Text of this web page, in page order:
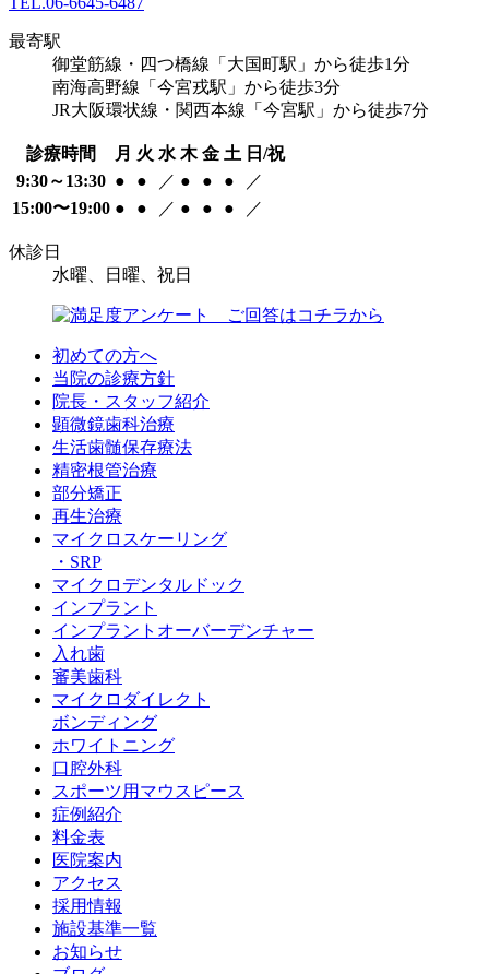
最寄駅
御堂筋線・四つ橋線「大国町駅」から徒歩1分
南海高野線「今宮戎駅」から徒歩3分
JR大阪環状線・関西本線「今宮駅」から徒歩7分
診療時間 月 火 水 木 金 土 日/祝
9:30～13:30 ● ● ／ ● ● ●
／
15:00〜19:00 ● ● ／ ● ● ● ／
休診日
水曜、日曜、祝日
初めての方へ
当院の診療方針
院長・スタッフ紹介
顕微鏡歯科治療
生活歯髄保存療法
精密根管治療
部分矯正
再生治療
マイクロスケーリング
・SRP
マイクロデンタルドック
インプラント
インプラントオーバーデンチャー
入れ歯
審美歯科
マイクロダイレクト
ボンディング
ホワイトニング
口腔外科
スポーツ用マウスピース
症例紹介
料金表
医院案内
アクセス
採用情報
施設基準一覧
お知らせ